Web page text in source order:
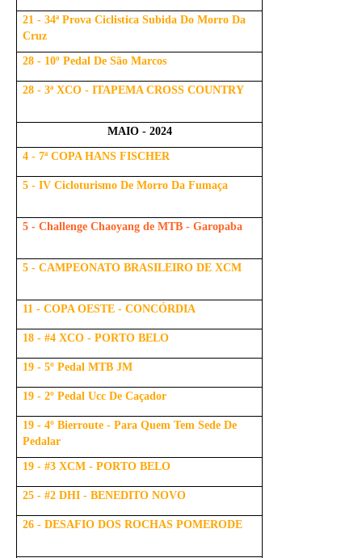
21 - 34ª Prova Ciclistica Subida Do Morro Da
Cruz
28 - 10º Pedal De São Marcos
28 - 3ª XCO - ITAPEMA CROSS COUNTRY
MAIO - 2024
4 - 7ª COPA HANS FISCHER
5 - IV Cicloturismo De Morro Da Fumaça
5 - Challenge Chaoyang de MTB - Garopaba
5 - CAMPEONATO BRASILEIRO DE XCM
11 - COPA OESTE - CONCÓRDIA
18 - #4 XCO - PORTO BELO
19 - 5º Pedal MTB JM
19 - 2º Pedal Ucc De Caçador
19 - 4º Bierroute - Para Quem Tem Sede De
Pedalar
19 - #3 XCM - PORTO BELO
25 - #2 DHI - BENEDITO NOVO
26 - DESAFIO DOS ROCHAS POMERODE